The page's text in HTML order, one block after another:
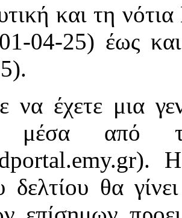
και τη
04-25) έως
να έχετε μια
μέσα από
Η
δελτίου θα